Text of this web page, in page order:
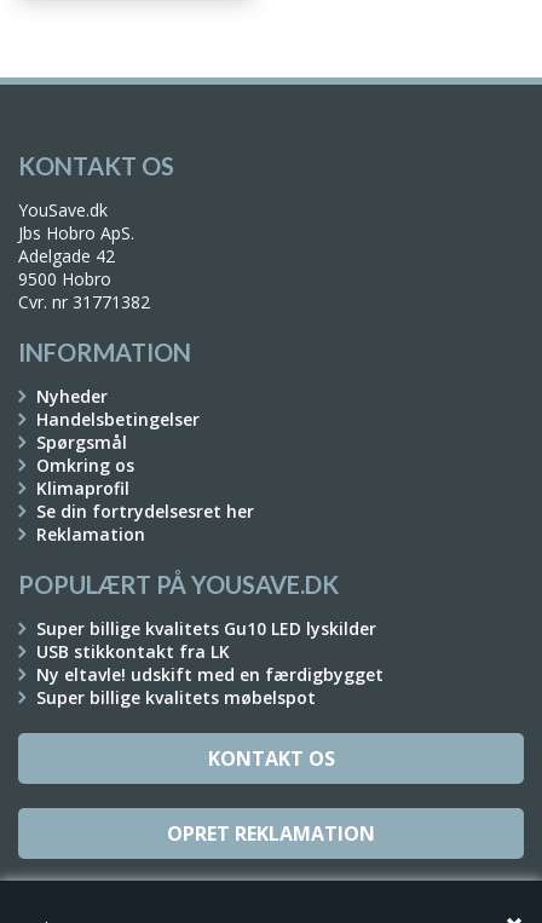
KONTAKT OS
YouSave.dk
Jbs Hobro ApS.
Adelgade 42
9500 Hobro
Cvr. nr 31771382
INFORMATION
Nyheder
Handelsbetingelser
Spørgsmål
Omkring os
Klimaprofil
Se din fortrydelsesret her
Reklamation
POPULÆRT PÅ YOUSAVE.DK
Super billige kvalitets Gu10 LED lyskilder
USB stikkontakt fra LK
Ny eltavle! udskift med en færdigbygget
Super billige kvalitets møbelspot
KONTAKT OS
OPRET REKLAMATION